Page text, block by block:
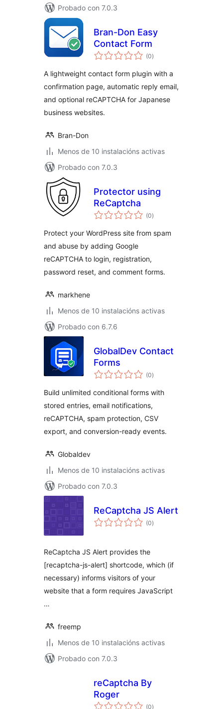
Probado con 7.0.3
Bran-Don Easy
Contact Form
(0valoracións
totais
)
A lightweight contact form plugin with a
confirmation page, automatic reply email,
and optional reCAPTCHA for Japanese
business websites.
Bran-Don
Menos de 10 instalacións activas
Probado con 7.0.3
Protector using
ReCaptcha
(0valoracións
totais
)
Protect your WordPress site from spam
and abuse by adding Google
reCAPTCHA to login, registration,
password reset, and comment forms.
markhene
Menos de 10 instalacións activas
Probado con 6.7.6
GlobalDev Contact
Forms
(0valoracións
totais
)
Build unlimited conditional forms with
stored entries, email notifications,
reCAPTCHA, spam protection, CSV
export, and conversion-ready events.
Globaldev
Menos de 10 instalacións activas
Probado con 7.0.3
ReCaptcha JS Alert
(0valoracións
totais
)
ReCaptcha JS Alert provides the
[recaptcha-js-alert] shortcode, which (if
necessary) informs visitors of your
website that a form requires JavaScript
…
freemp
Menos de 10 instalacións activas
Probado con 7.0.3
reCaptcha By
Roger
(0valoracións
)